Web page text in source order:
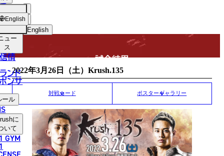
English
한국어
中文（繁體）
ไทย
ョッ
プ
ュー
ス
情
ンド
ンサ
ール
に
いて
GYM
English MATCH RESULT
試合結果
2022年3月26日（土）Krush.135
対戦カード ポスターギャラリー